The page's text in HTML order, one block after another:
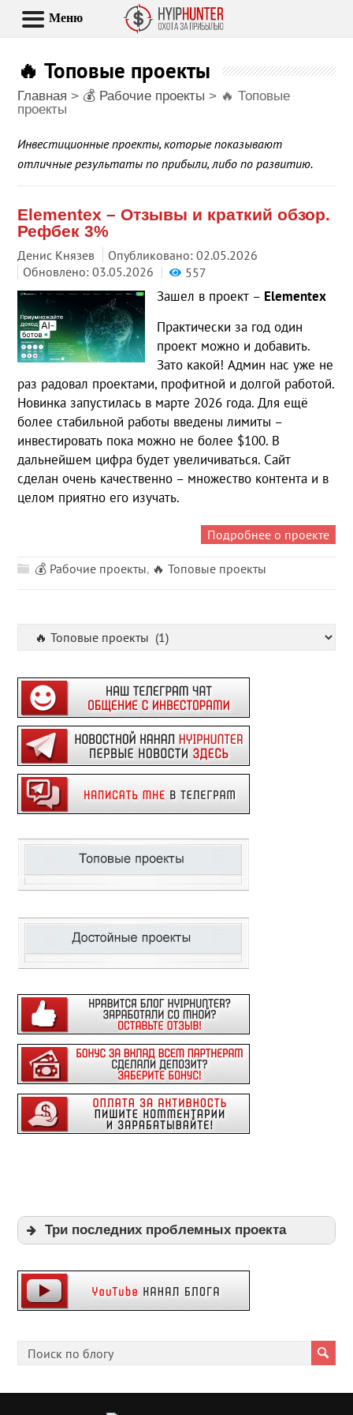
🔥 Топовые проекты
Главная > 💰 Рабочие проекты > 🔥 Топовые
проекты
Инвестиционные проекты, которые показывают
отличные результаты по прибыли, либо по развитию.
Elementex – Отзывы и краткий обзор.
Рефбек 3%
Денис Князев Опубликовано:02.05.2026
Обновлено: 03.05.2026
557
Зашел в проект – Elementex
Практически за год один
проект можно и добавить.
Зато какой! Админ нас уже не
раз радовал проектами, профитной и долгой работой.
Новинка запустилась в марте 2026 года. Для ещё
более стабильной работы введены лимиты –
инвестировать пока можно не более $100. В
дальнейшем цифра будет увеличиваться. Сайт
сделан очень качественно – множество контента и в
целом приятно его изучать.
Подробнее о проекте
💰 Рабочие проекты, 🔥 Топовые проекты
Три последних проблемных проекта
Playpayouts
Cfgliberty
Меню